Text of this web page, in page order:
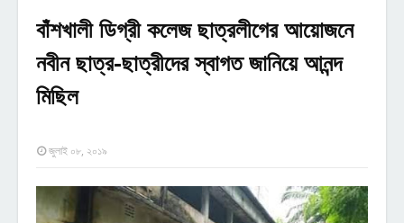
বাঁশখালী ডিগ্রী কলেজ ছাত্রলীগের আয়োজনে
নবীন ছাত্র-ছাত্রীদের স্বাগত জানিয়ে আনন্দ
মিছিল
জুলাই ০৮, ২০১৯